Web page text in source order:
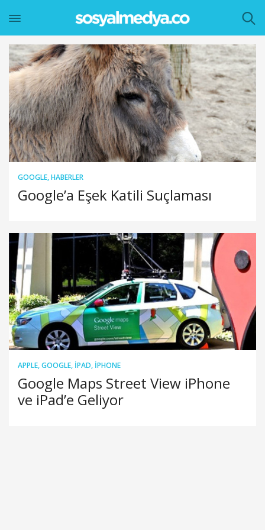
GOOGLE,HABERLER
Google’a Eşek Katili Suçlaması
APPLE,GOOGLE, IPAD, IPHONE
Google Maps Street View iPhone
ve iPad’e Geliyor